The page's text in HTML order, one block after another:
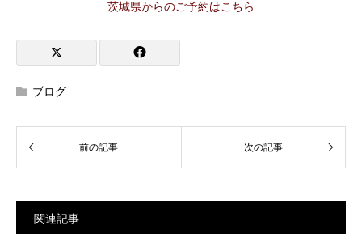
茨城県からのご予約はこちら
ブログ
関連記事